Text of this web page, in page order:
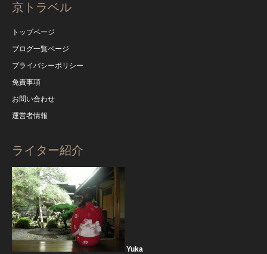
京トラベル
トップページ
ブログ一覧ページ
プライバシーポリシー
免責事項
お問い合わせ
運営者情報
ライター紹介
Yuka